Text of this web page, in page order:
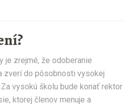
je zrejmé, že odoberanie
zverí do pôsobnosti vysokej
vysokú školu bude konať rektor
ktorej členov menuje a